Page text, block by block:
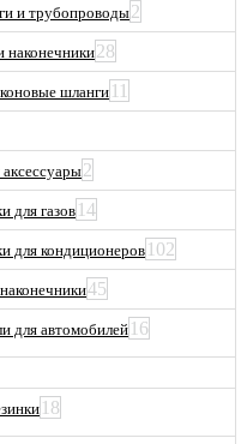
и трубопроводы2
наконечники28
шланги 11
2
для газов 14
для кондиционеров 102
45
для автомобилей 16
18